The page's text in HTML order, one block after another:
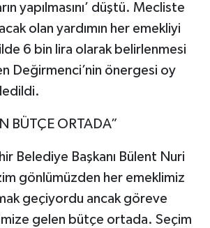
yapılmasını’ düştü. Mecliste
olan yardımın her emekliyi
6 bin lira olarak belirlenmesi
Değirmenci’nin önergesi oy
BÜTÇE ORTADA”
Belediye Başkanı Bülent Nuri
gönlümüzden her emeklimiz
geçiyordu ancak göreve
gelen bütçe ortada. Seçim